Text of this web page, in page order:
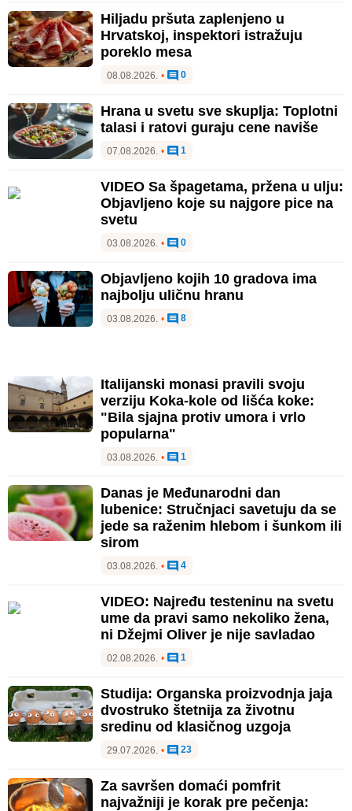
Hiljadu pršuta zaplenjeno u
Hrvatskoj, inspektori istražuju
poreklo mesa
08.08.2026. • 0
Hrana u svetu sve skuplja: Toplotni
talasi i ratovi guraju cene naviše
07.08.2026. • 1
VIDEO Sa špagetama, pržena u ulju:
Objavljeno koje su najgore pice na
svetu
03.08.2026. • 0
Objavljeno kojih 10 gradova ima
najbolju uličnu hranu
03.08.2026. • 8
Italijanski monasi pravili svoju
verziju Koka-kole od lišća koke:
"Bila sjajna protiv umora i vrlo
popularna"
03.08.2026. • 1
Danas je Međunarodni dan
lubenice: Stručnjaci savetuju da se
jede sa raženim hlebom i šunkom ili
sirom
03.08.2026. • 4
VIDEO: Najređu testeninu na svetu
ume da pravi samo nekoliko žena,
ni Džejmi Oliver je nije savladao
02.08.2026. • 1
Studija: Organska proizvodnja jaja
dvostruko štetnija za životnu
sredinu od klasičnog uzgoja
29.07.2026. • 23
Za savršen domaći pomfrit
najvažniji je korak pre pečenja: